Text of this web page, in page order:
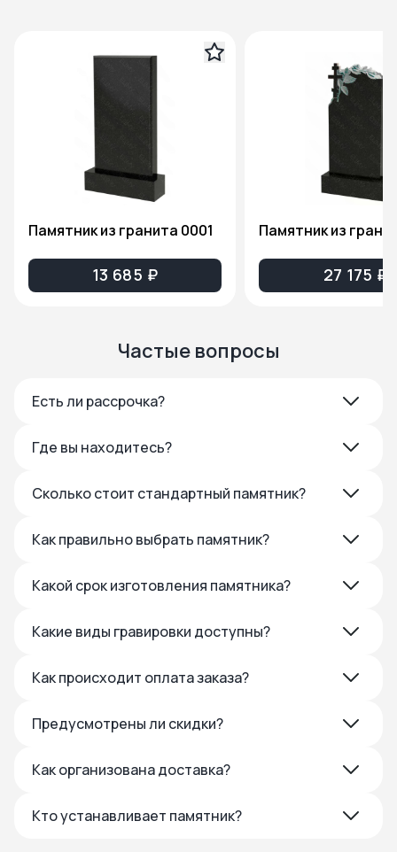
Памятник из гранита 0001
13 685 ₽ 27 175 ₽
Частые вопросы
Есть ли рассрочка?
Где вы находитесь?
Сколько стоит стандартный памятник?
Как правильно выбрать памятник?
Какой срок изготовления памятника?
Какие виды гравировки доступны?
Как происходит оплата заказа?
Предусмотрены ли скидки?
Как организована доставка?
Кто устанавливает памятник?